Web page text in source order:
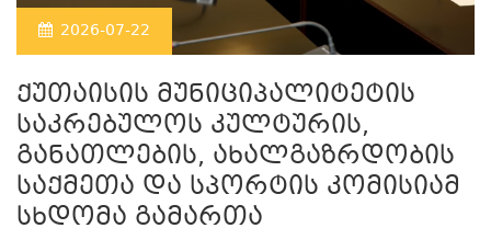
2026-07-22
ქუთაისის მუნიციპალიტეტის
საკრებულოს კულტურის,
განათლების, ახალგაზრდობის
საქმეთა და სპორტის კომისიამ
სხდომა გამართა